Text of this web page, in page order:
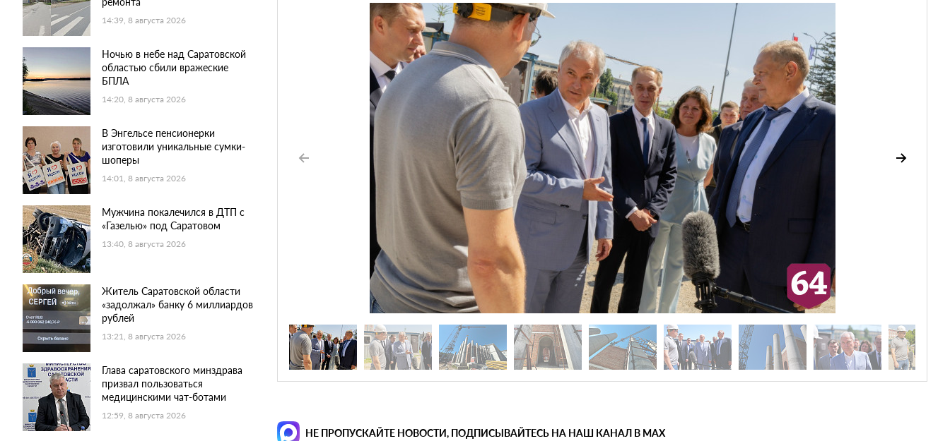
14:39, 8 августа 2026
Ночью в небе над Саратовской
областью сбили вражеские
БПЛА
14:20, 8 августа 2026
В Энгельсе пенсионерки
изготовили уникальные сумки-
шоперы
14:01, 8 августа 2026
Мужчина покалечился в ДТП с
«Газелью» под Саратовом
13:40, 8 августа 2026
Житель Саратовской области
«задолжал» банку 6 миллиардов
рублей
13:21, 8 августа 2026
Глава саратовского минздрава
призвал пользоваться
медицинскими чат-ботами
12:59, 8 августа 2026
НЕ ПРОПУСКАЙТЕ НОВОСТИ, ПОДПИСЫВАЙТЕСЬ НА НАШ КАНАЛ В MAX